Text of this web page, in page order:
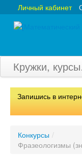
Личный кабинет
Кружки,
Главная
Олимпиады
Запишись в
Конкурсы /
Фразеологизмы